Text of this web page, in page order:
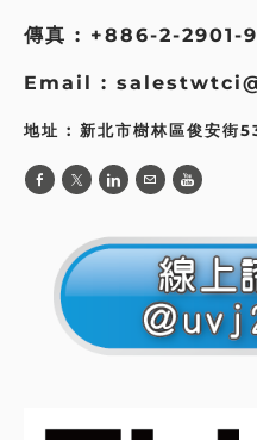
傳真 : +886-2-2901-
Email :
地址 : 新北市樹林區俊安街